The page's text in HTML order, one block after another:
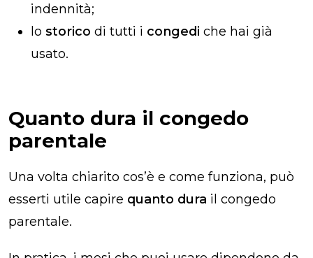
indennità;
lo storico di tutti i congedi che hai già
usato.
Quanto dura il congedo
parentale
Una volta chiarito cos’è e come funziona, può
esserti utile capire quanto dura il congedo
parentale.